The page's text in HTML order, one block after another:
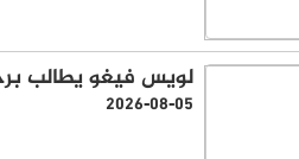
لويس فيغو يطالب
2026-08-05